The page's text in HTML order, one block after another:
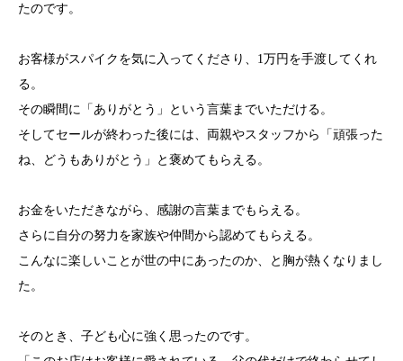
たのです。
お客様がスパイクを気に入ってくださり、1万円を手渡してくれ
る。
その瞬間に「ありがとう」という言葉までいただける。
そしてセールが終わった後には、両親やスタッフから「頑張った
ね、どうもありがとう」と褒めてもらえる。
お金をいただきながら、感謝の言葉までもらえる。
さらに自分の努力を家族や仲間から認めてもらえる。
こんなに楽しいことが世の中にあったのか、と胸が熱くなりまし
た。
そのとき、子ども心に強く思ったのです。